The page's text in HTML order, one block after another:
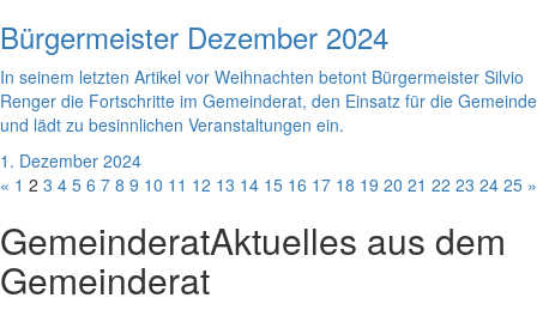
Bürgermeister Dezember 2024
In seinem letzten Artikel vor Weihnachten betont Bürgermeister Silvio
Renger die Fortschritte im Gemeinderat, den Einsatz für die Gemeinde
und lädt zu besinnlichen Veranstaltungen ein.
1. Dezember 2024
« 1 2 3 4 5 6 7 8 9 10 11 12 13 14 15 16 17 18 19 20 21 22 23 24 25 »
GemeinderatAktuelles aus dem
Gemeinderat